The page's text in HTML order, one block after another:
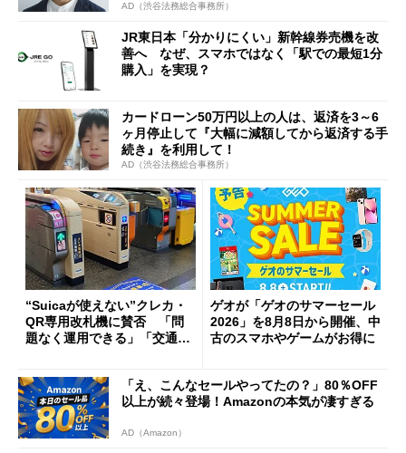
AD（渋谷法務総合事務所）
JR東日本「分かりにくい」新幹線券売機を改
善へ なぜ、スマホではなく「駅での最短1分
購入」を実現？
カードローン50万円以上の人は、返済を3～6
ヶ月停止して『大幅に減額してから返済する手
続き』を利用して！
AD（渋谷法務総合事務所）
“Suicaが使えない”クレカ・
QR専用改札機に賛否 「問
題なく運用できる」「交通系I
ゲオが「ゲオのサマーセール
2026」を8月8日から開催、中
古のスマホやゲームがお得に
「え、こんなセールやってたの？」80％OFF
以上が続々登場！Amazonの本気が凄すぎる
AD（Amazon）